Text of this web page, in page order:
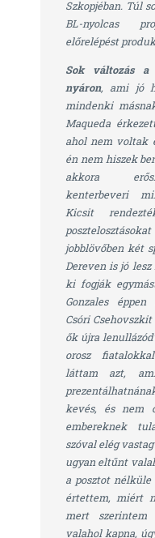
Szkopjéban. Túl
BL-nyolcas
előrelépést
Sok változás
nyáron, ami jó
mindenki
Maqueda
ahol nem voltak
én nem hiszek
akkora
kenterbeveri
Kicsit
jobblövőben két
Dereven is jó
ki fogják
Gonzales
Csóri
ők újra
orosz
láttam azt,
kevés, és nem
embereknek
szóval elég
ugyan eltűnt
a posztot
értettem, miért
mert
valahol kapna,